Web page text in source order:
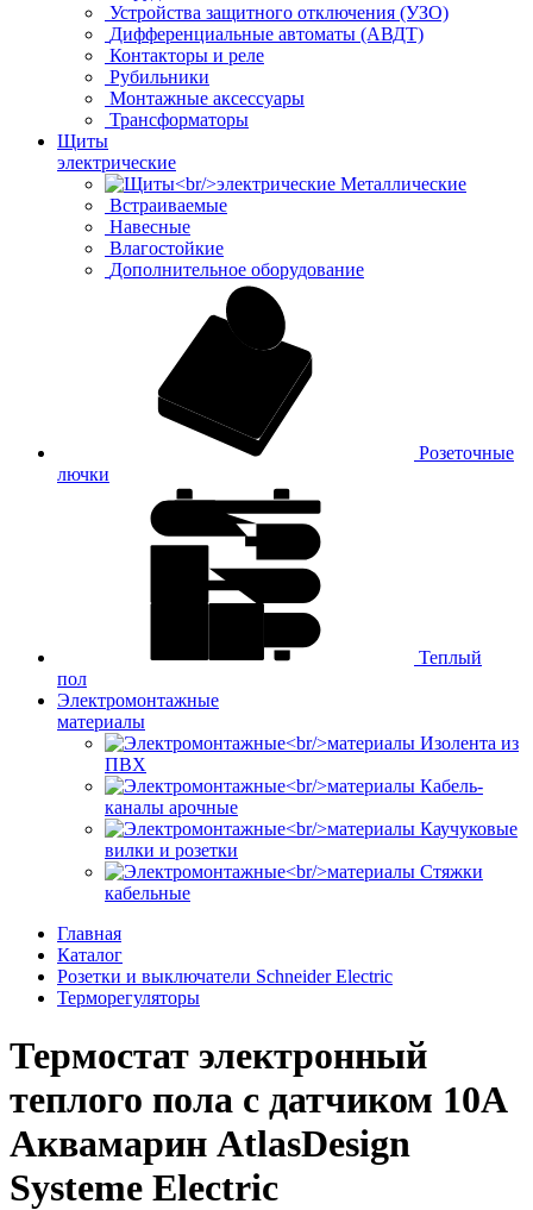
Устройства защитного отключения (УЗО)
Дифференциальные автоматы (АВДТ)
Контакторы и реле
Рубильники
Монтажные аксессуары
Трансформаторы
Щиты
электрические
Металлические
Встраиваемые
Навесные
Влагостойкие
Дополнительное оборудование
Розеточные
лючки
Теплый
пол
Электромонтажные
материалы
Изолента из
ПВХ
Кабель-
каналы арочные
Каучуковые
вилки и розетки
Стяжки
кабельные
Главная
Каталог
Розетки и выключатели Schneider Electric
Терморегуляторы
Термостат электронный
теплого пола с датчиком 10A
Аквамарин AtlasDesign
Systeme Electric